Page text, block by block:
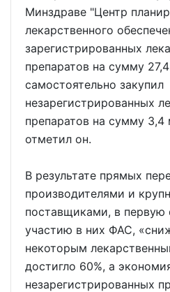
Минздраве "Центр
лекарственного
зарегистрированных
препаратов на сумму
самостоятельно закупил
незарегистрированных
препаратов на сумму
отметил он.
В результате прямых
производителями и
поставщиками, в первую
участию в них ФАС,
некоторым
достигло 60%, а
незарегистрированных